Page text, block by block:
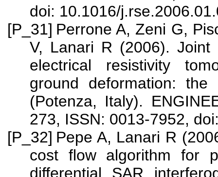
doi: 10.1016/
[P_31] Perrone A, Zeni G,
V, Lanari R (2006). Joint
electrical resistivity
ground deformation:
(Potenza, Italy).
273, ISSN: 0013-7952,
[P_32] Pepe A, Lanari R
cost flow algorithm for
differential SAR